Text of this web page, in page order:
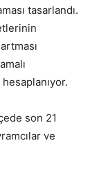
tasarlandı.
son 21
ve